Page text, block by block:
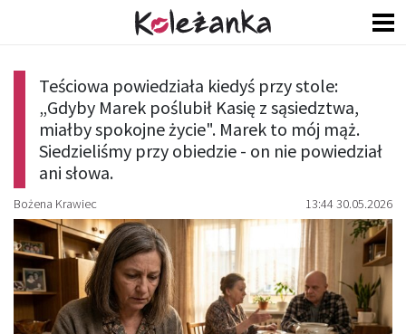
Teściowa powiedziała kiedyś przy stole:
„Gdyby Marek poślubił Kasię z sąsiedztwa,
miałby spokojne życie". Marek to mój mąż.
Siedzieliśmy przy obiedzie - on nie powiedział
ani słowa.
Bożena Krawiec 13:44 30.05.2026